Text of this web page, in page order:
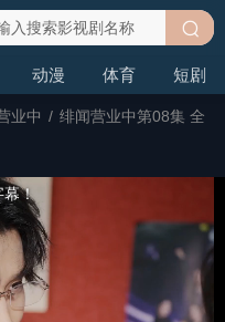
动漫 体育 短剧
搜
业中 / 绯闻营业中第08集 全
！